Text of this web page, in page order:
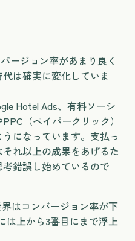
ージョン率があまり良く
は確実に変化していま
Hotel Ads、有料ソーシ
（ペイパークリック）
になっています。支払っ
れ以上の成果をあげるた
錯誤し始めているので
はコンバージョン率が下
は上から3番目にまで浮上